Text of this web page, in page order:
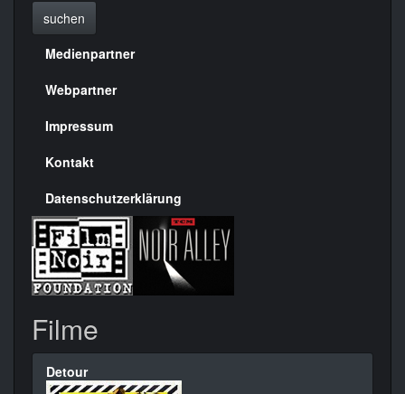
suchen
Menülinks
rechte
Seite
Medienpartner
Webpartner
Impressum
Kontakt
Datenschutzerklärung
Filme
Detour